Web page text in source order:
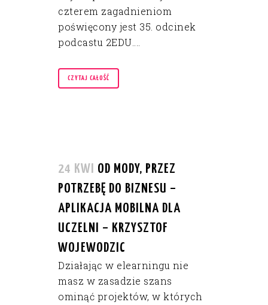
czterem zagadnieniom
poświęcony jest 35. odcinek
podcastu 2EDU....
CZYTAJ CAŁOŚĆ
24 KWI OD MODY, PRZEZ
POTRZEBĘ DO BIZNESU –
APLIKACJA MOBILNA DLA
UCZELNI – KRZYSZTOF
WOJEWODZIC
Działając w elearningu nie
masz w zasadzie szans
ominąć projektów, w których